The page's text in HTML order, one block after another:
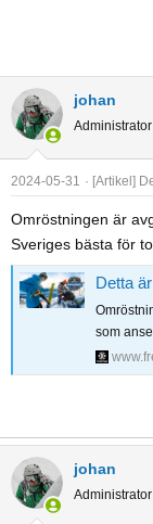
johan
Administrator
2024-05-31 [Artikel]
Omröstningen är
Sveriges bästa för
Detta
som
johan
Administrator